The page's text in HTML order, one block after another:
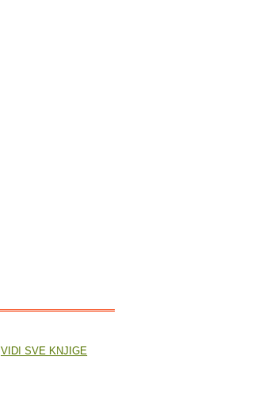
VIDI SVE KNJIGE